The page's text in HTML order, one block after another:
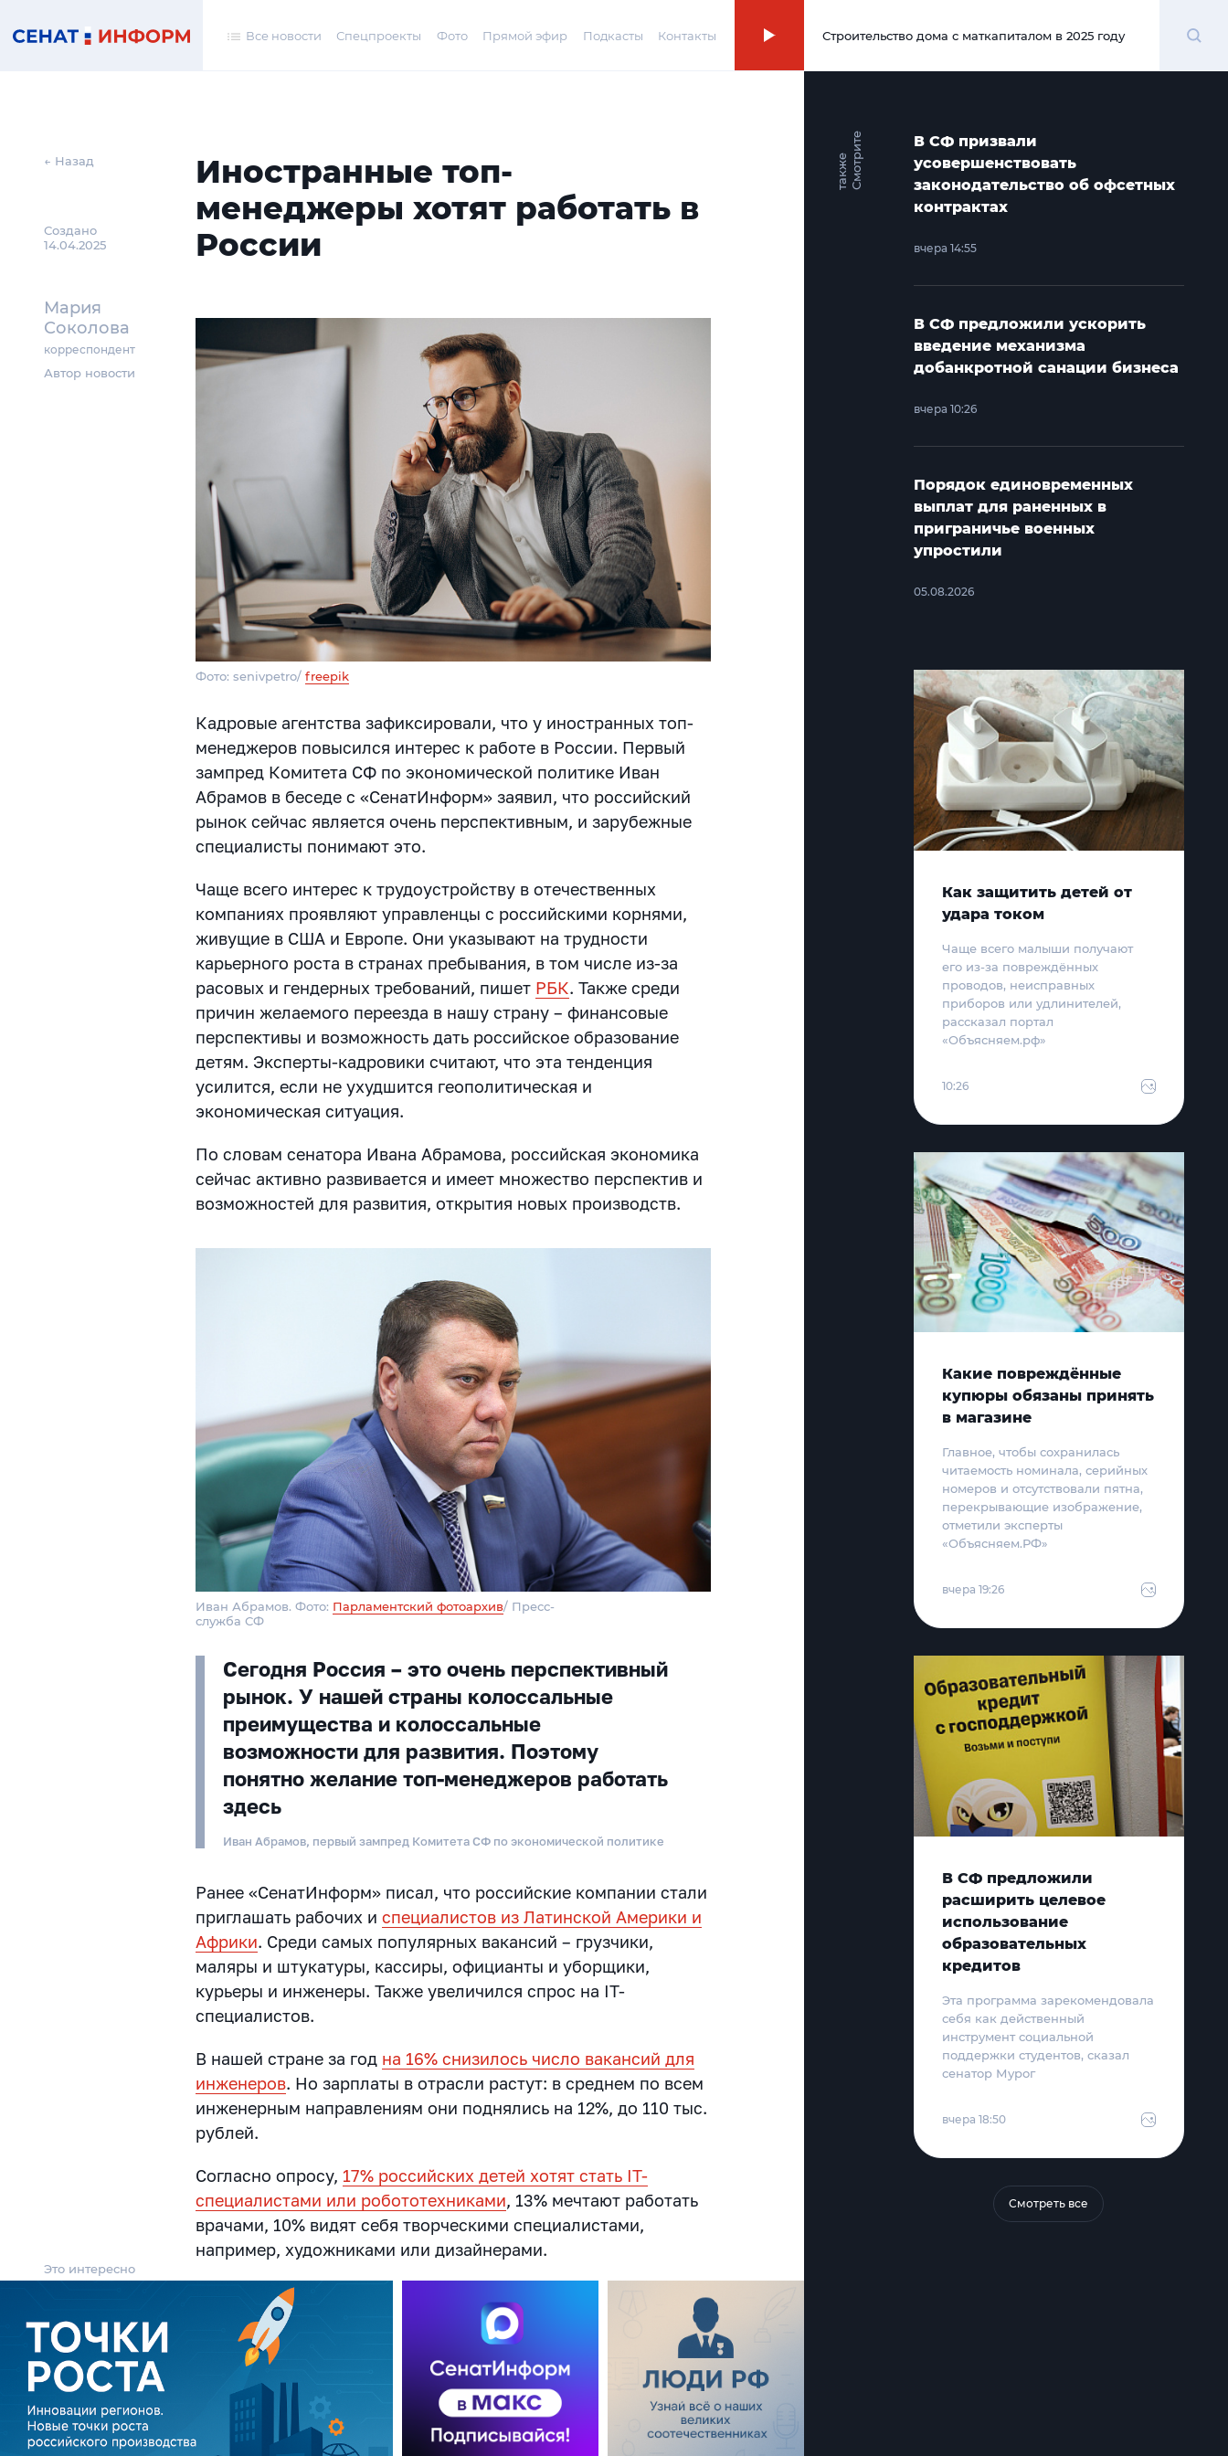
Все новости Спецпроекты Фото Прямой эфир Подкасты Контакты 00:00
Строительство дома с маткапиталом в 2025 году
← Назад
Создано
14.04.2025
Мария
Соколова
корреспондент
Автор новости
Иностранные топ-
менеджеры хотят работать в
России
Фото: senivpetro/freepik
Кадровые агентства зафиксировали, что у иностранных топ-
менеджеров повысился интерес к работе в России. Первый
зампред Комитета СФ по экономической политике Иван
Абрамов в беседе с «СенатИнформ» заявил, что российский
рынок сейчас является очень перспективным, и зарубежные
специалисты понимают это.
Чаще всего интерес к трудоустройству в отечественных
компаниях проявляют управленцы с российскими корнями,
живущие в США и Европе. Они указывают на трудности
карьерного роста в странах пребывания, в том числе из-за
расовых и гендерных требований, пишет РБК. Также среди
причин желаемого переезда в нашу страну – финансовые
перспективы и возможность дать российское образование
детям. Эксперты-кадровики считают, что эта тенденция
усилится, если не ухудшится геополитическая и
экономическая ситуация.
По словам сенатора Ивана Абрамова, российская экономика
сейчас активно развивается и имеет множество перспектив и
возможностей для развития, открытия новых производств.
Иван Абрамов. Фото: Парламентский фотоархив/ Пресс-
служба СФ
Сегодня Россия – это очень перспективный
рынок. У нашей страны колоссальные
преимущества и колоссальные
возможности для развития. Поэтому
понятно желание топ-менеджеров работать
здесь
Иван Абрамов, первый зампред Комитета СФ по экономической политике
Ранее «СенатИнформ» писал, что российские компании стали
приглашать рабочих испециалистов из Латинской Америки и
Африки. Среди самых популярных вакансий – грузчики,
маляры и штукатуры, кассиры, официанты и уборщики,
курьеры и инженеры. Также увеличился спрос на IT-
специалистов.
В нашей стране за год на 16% снизилось число вакансий для
инженеров. Но зарплаты в отрасли растут: в среднем по всем
инженерным направлениям они поднялись на 12%, до 110 тыс.
рублей.
Согласно опросу, 17% российских детей хотят стать IT-
специалистами или робототехниками, 13% мечтают работать
врачами, 10% видят себя творческими специалистами,
например, художниками или дизайнерами.
Это интересно
С
м
о
т
р и
т
е
т
а
к
ж
е
В СФ призвали
усовершенствовать
законодательство об офсетных
контрактах
вчера 14:55
В СФ предложили ускорить
введение механизма
добанкротной санации бизнеса
вчера 10:26
Порядок единовременных
выплат для раненных в
приграничье военных
упростили
05.08.2026
Как защитить детей от
удара током
Чаще всего малыши получают
его из-за повреждённых
проводов, неисправных
приборов или удлинителей,
рассказал портал
«Объясняем.рф»
10:26
Какие повреждённые
купюры обязаны принять
в магазине
Главное, чтобы сохранилась
читаемость номинала, серийных
номеров и отсутствовали пятна,
перекрывающие изображение,
отметили эксперты
«Объясняем.РФ»
вчера 19:26
В СФ предложили
расширить целевое
использование
образовательных
кредитов
Эта программа зарекомендовала
себя как действенный
инструмент социальной
поддержки студентов, сказал
сенатор Мурог
вчера 18:50
Смотреть все